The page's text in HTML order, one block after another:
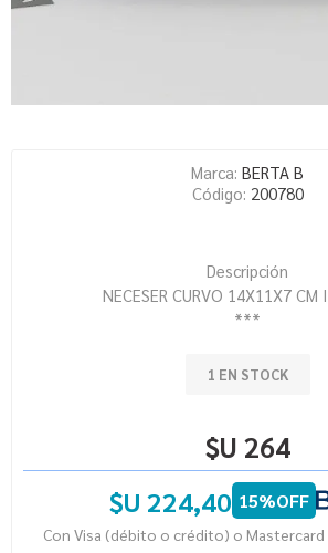
Marca: BERTA B
Código: 200780
Descripción
NECESER CURVO 14X11X7 CM
***
1 EN STOCK
$U 264
$U 224,40 15%OFF
Con Visa (débito o crédito) o Mastercard